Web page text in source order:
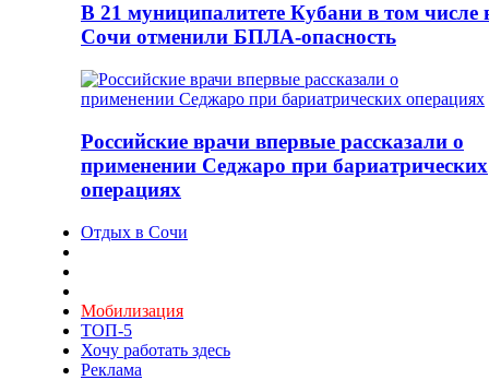
В 21 муниципалитете Кубани в том числе
Сочи отменили БПЛА-опасность
Российские врачи впервые рассказали о
применении Седжаро при бариатрических
операциях
Отдых в Сочи
Мобилизация
ТОП-5
Хочу работать здесь
Реклама